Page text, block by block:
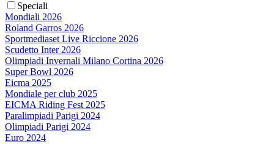
Speciali
Mondiali 2026
Roland Garros 2026
Sportmediaset Live Riccione 2026
Scudetto Inter 2026
Olimpiadi Invernali Milano Cortina 2026
Super Bowl 2026
Eicma 2025
Mondiale per club 2025
EICMA Riding Fest 2025
Paralimpiadi Parigi 2024
Olimpiadi Parigi 2024
Euro 2024